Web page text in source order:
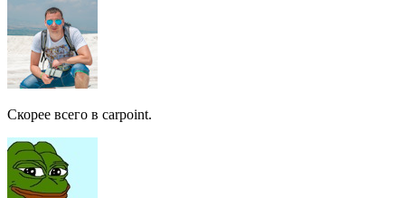
Скорее всего в carpoint.